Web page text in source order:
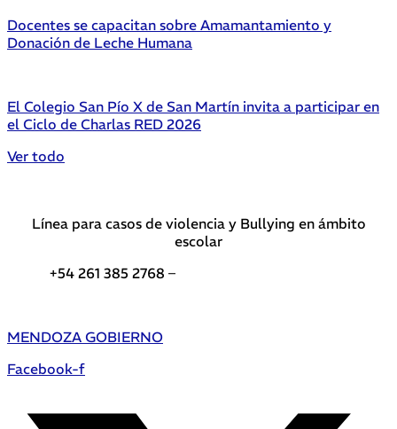
Docentes se capacitan sobre Amamantamiento y
Donación de Leche Humana
El Colegio San Pío X de San Martín invita a participar en
el Ciclo de Charlas RED 2026
Ver todo
Línea para casos de violencia y Bullying en ámbito
escolar
+54 261 385 2768 –
MENDOZA GOBIERNO
Facebook-f